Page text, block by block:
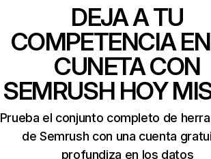
DEJA A TU
COMPETENCIA
CUNETA CON
SEMRUSH HOY
Prueba el conjunto completo de
de Semrush con una cuenta
profundiza en los datos